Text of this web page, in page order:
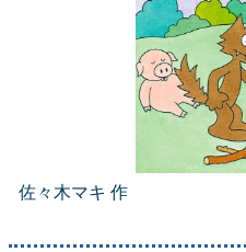
佐々木マキ 作